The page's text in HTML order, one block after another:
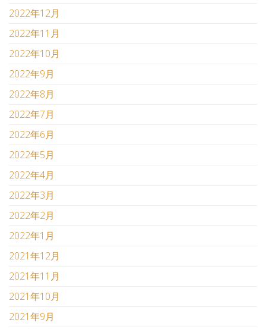
2022年12月
2022年11月
2022年10月
2022年9月
2022年8月
2022年7月
2022年6月
2022年5月
2022年4月
2022年3月
2022年2月
2022年1月
2021年12月
2021年11月
2021年10月
2021年9月